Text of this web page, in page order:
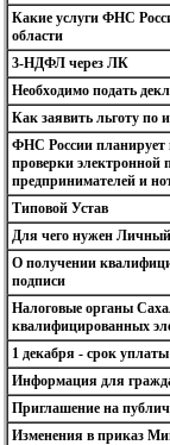
Какие услуги ФНС
области
3-НДФЛ через ЛК
Необходимо подать
Как заявить льготу по
ФНС России планирует
проверки электронной
предпринимателей и
Типовой Устав
Для чего нужен
О получении
подписи
Налоговые органы
квалифицированных
1 декабря - срок
Информация для
Приглашение на
Изменения в приказ